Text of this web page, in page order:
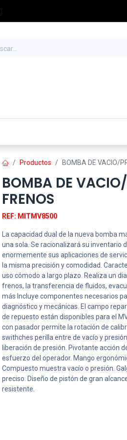
Productos BOMBA DE VACIO/
BOMBA DE
FRENOS
REF: MITMV8500
La capacidad dual de la nueva bomba
una sola. Se racionalizará su inventario
enormemente sus aplicaciones de
la misma precisión y comodidad.
uso cómodo a largo plazo. Realiza un
frenos, la transferencia de fluidos,
más Incluye componentes necesarios
diagnóstico y mecánicas. El campo
de repuesto están disponibles para el
con pasador permite la rotación de
swithches perilla entre de vacío y
liberación de presión. Pivotante acción
esfuerzo del operador. Mango
Compuesto muestra vacío o presión.
preciso. Diseño de pistón de gran
resistente.